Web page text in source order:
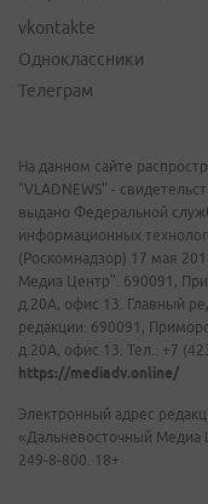
vkontakte
Одноклассники
Телеграм
На данном сайте
"VLADNEWS" -
выдано Федеральной
информационных
(Роскомнадзор) 17 мая
Медиа Центр". 690091,
д.20А, офис 13. Главный
редакции: 690091,
д.20А, офис 13. Тел.: +7
https://mediadv.online/
Электронный адрес
«Дальневосточный Медиа
249-8-800. 18+